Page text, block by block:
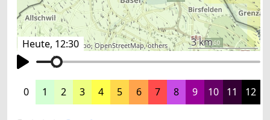
Heute, 12:30
©search.ch , swisstopo, OpenStreetMap,others 3 km
0 1 2 3 4 5 6 7 8 9 10 11 12